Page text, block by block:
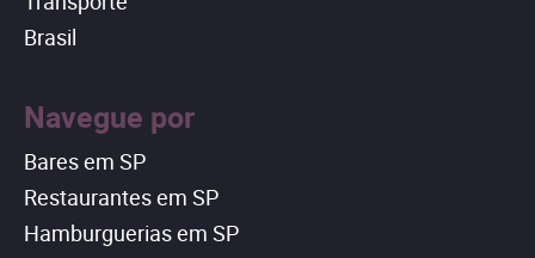
Brasil
Navegue por
Bares em SP
Restaurantes em SP
Hamburguerias em SP